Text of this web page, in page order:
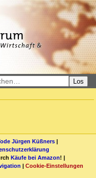
Los
Jürgen Küßners |
Käufe bei Amazon! |
| Cookie-Einstellungen